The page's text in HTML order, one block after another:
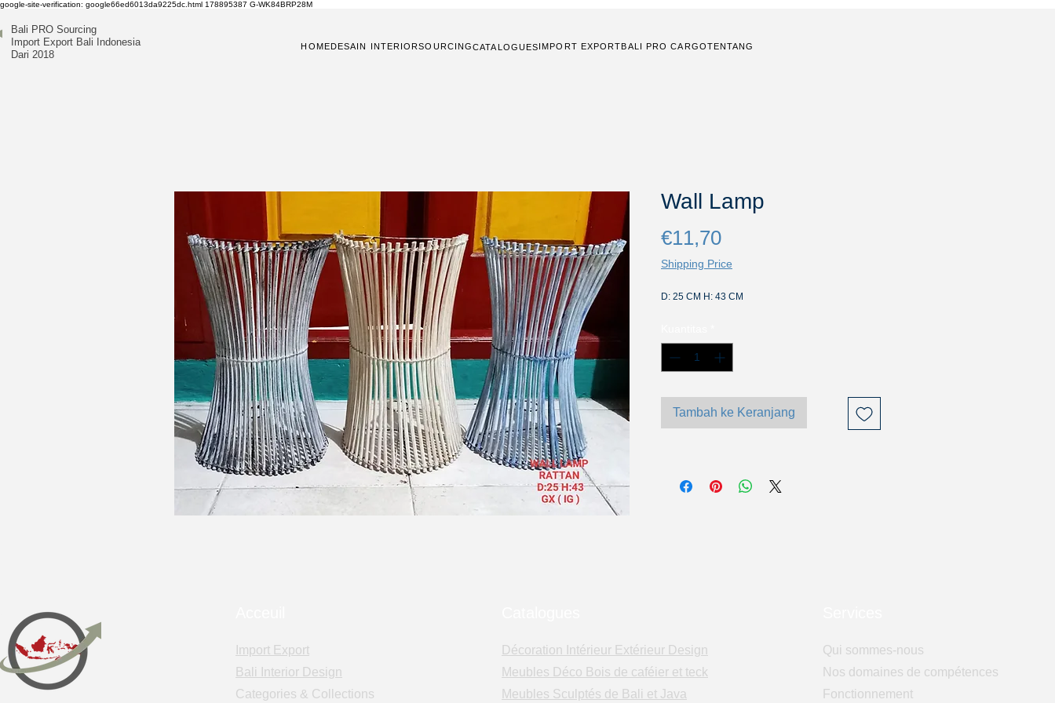
google-site-verification: google66ed6013da9225dc.html 178895387 G-WK84BRP28M
Bali PRO Sourcing
Import Export Bali Indonesia
Dari 2018
HOMEDESAIN INTERIORSOURCINGCATALOGUESIMPORT EXPORTBALI PRO CARGOTENTANG
Wall Lamp
€11,70Harga
Shipping Price
D: 25 CM H: 43 CM
Tambah ke Keranjang
Import Export
Bali Interior Design
Categories & Collections
Décoration Intérieur Extérieur Design
Meubles Déco Bois de caféier et teck
Meubles Sculptés de Bali et Java
Qui sommes-nous
Nos domaines de compétences
Fonctionnement